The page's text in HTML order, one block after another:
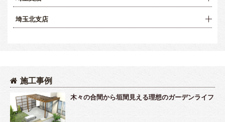
埼玉北支店
施工事例
木々の合間から垣間見える理想のガーデンライフ